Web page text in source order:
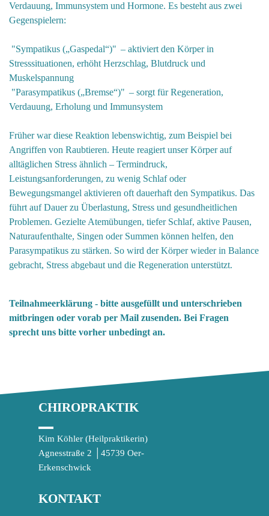
Verdauung, Immunsystem und Hormone. Es besteht aus zwei
Gegenspielern:
"Sympatikus („Gaspedal“)" – aktiviert den Körper in
Stresssituationen, erhöht Herzschlag, Blutdruck und
Muskelspannung
"Parasympatikus („Bremse“)" – sorgt für Regeneration,
Verdauung, Erholung und Immunsystem
Früher war diese Reaktion lebenswichtig, zum Beispiel bei
Angriffen von Raubtieren. Heute reagiert unser Körper auf
alltäglichen Stress ähnlich – Termindruck,
Leistungsanforderungen, zu wenig Schlaf oder
Bewegungsmangel aktivieren oft dauerhaft den Sympatikus. Das
führt auf Dauer zu Überlastung, Stress und gesundheitlichen
Problemen. Gezielte Atemübungen, tiefer Schlaf, aktive Pausen,
Naturaufenthalte, Singen oder Summen können helfen, den
Parasympatikus zu stärken. So wird der Körper wieder in Balance
gebracht, Stress abgebaut und die Regeneration unterstützt.
Teilnahmeerklärung - bitte ausgefüllt und unterschrieben
mitbringen oder vorab per Mail zusenden. Bei Fragen
sprecht uns bitte vorher unbedingt an.
CHIROPRAKTIK
Kim Köhler (Heilpraktikerin)
Agnesstraße 2 │45739 Oer-
Erkenschwick
KONTAKT